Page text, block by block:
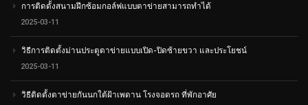
การติดตั้งสนามฝึกซ้อมกอล์ฟแบบตาข่ายสามารถทำได้
2025-03-11
วิธีการติดตั้งม่านประตูตาข่ายแบบเปิด-ปิดซ้ายขวา และประโยชน์
2025-03-11
วิธีติดตั้งตาข่ายกันนกใต้ฝ้าเพดาน โรงจอดรถ ที่พักอาศัย